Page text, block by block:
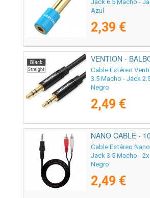
Jack 6.5 Macho -
Azul
2,39 €
VENTION -
Cable Estéreo
3.5 Macho - Jack
Negro
2,49 €
NANO CABLE -
Cable Estéreo
Jack 3.5 Macho -
Negro
2,49 €